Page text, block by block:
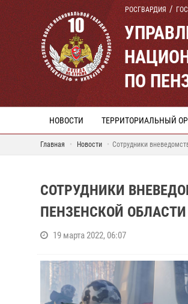
РОСГВАРДИЯ
ПО
НОВОСТИ ТЕРРИТОРИАЛЬНЫЙ
Главная Новости Сотрудники
СОТРУДНИКИ
ПЕНЗЕНСКОЙ
19 марта 2022, 06:07